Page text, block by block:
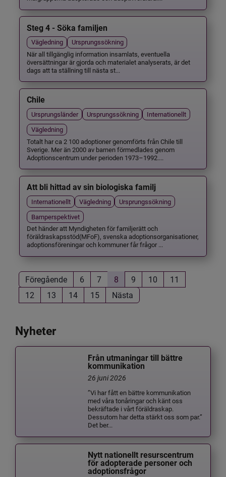
Steg 4 - Söka familjen
Vägledning
Ursprungssökning
När all tillgänglig information insamlats, eventuella
översättningar är gjorda och materialet analyserats, är det
dags att ta ställning till nästa st...
Chile
Ursprungsländer Ursprungssökning
Internationellt
Vägledning
Totalt har ca 2 100 adoptioner genomförts från Chile till
Sverige. Mer än 2000 av barnen förmedlades genom
Adoptionscentrum under perioden 1973–1992....
Att bli hittad av sin biologiska familj
Internationellt Vägledning
Ursprungssökning
Barnperspektivet
Det händer att Myndigheten för familjerätt och
föräldraskapsstöd(MFoF), svenska adoptionsorganisationer,
adoptionsföreningar och kommuner får frågor ...
Föregående 6 7 8 9 10
11
12
13 14 15 Nästa
Nyheter
Från utmaningar till bättre
kommunikation
26 juni 2026
”Vi har fått en bättre kommunikation
med våra tonåringar och känt oss
bekräftade i vårt föräldraskap.
Dessutom har detta stärkt oss som par.”
Det ber...
Nytt nationellt resurscentrum
för adopterade personer och
adoptionsfrågor